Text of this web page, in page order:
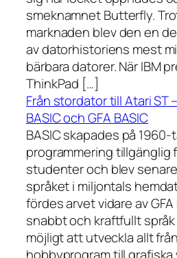
smeknamnet Butterfly.
marknaden blev den en
av datorhistoriens mest
bärbara datorer. När IBM
ThinkPad […]
Från stordator till Atari ST
BASIC och GFA BASIC
BASIC skapades på
programmering tillgänglig
studenter och blev
språket i miljontals
fördes arvet vidare av
snabbt och kraftfullt
möjligt att utveckla allt